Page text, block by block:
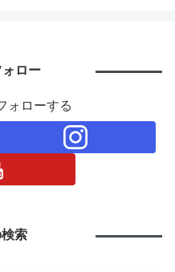
ロー
ォローする
索